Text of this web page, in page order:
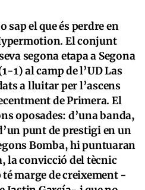
sap el que és perdre en
El conjunt
segona etapa a Segona
1) al camp de l’UD Las
a lluitar per l’ascens
de Primera. El
oposades: d’una banda,
punt de prestigi en un
Bomba, hi puntuaran
la convicció del tècnic
té marge de creixement -